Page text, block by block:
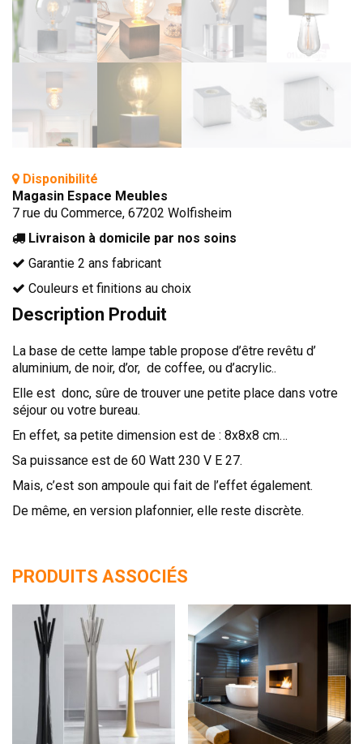
MEUBLES DE COMPLÉMENT
TAPIS
MIROIRS
PETITS MEUBLES
AMÉNAGEMENTS SUR MESURE
AGENCEMENTS INTÉRIEURS
CONTEMPORAIN
Disponibilité
Magasin Espace Meubles
7 rue du Commerce, 67202 Wolfisheim
Livraison à domicile par nos soins
Garantie 2 ans fabricant
Couleurs et finitions au choix
Description Produit
La base de cette lampe table propose d’être revêtu d’
aluminium, de noir, d’or, de coffee, ou d’acrylic..
Elle est donc, sûre de trouver une petite place dans votre
séjour ou votre bureau.
En effet, sa petite dimension est de : 8x8x8 cm…
Sa puissance est de 60 Watt 230 V E 27.
Mais, c’est son ampoule qui fait de l’effet également.
De même, en version plafonnier, elle reste discrète.
PRODUITS ASSOCIÉS